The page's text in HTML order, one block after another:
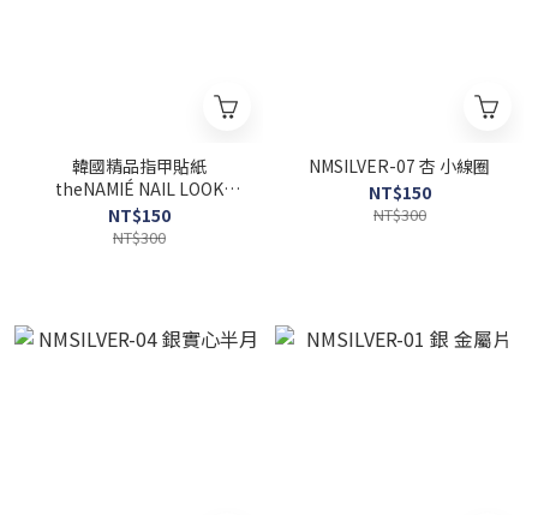
韓國精品指甲貼紙
theNAMIÉ NAIL LOOK
Sticker -NNLPOP-P003
NT$150
NT$300
NMSILVER-07 杏 小線圈
NT$150
NT$300